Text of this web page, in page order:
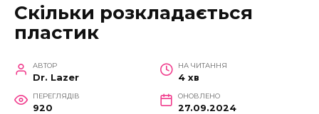
Скільки розкладається
пластик
АВТОР
Dr. Lazer
НА ЧИТАННЯ
4 хв
ПЕРЕГЛЯДІВ
920
ОНОВЛЕНО
27.09.2024